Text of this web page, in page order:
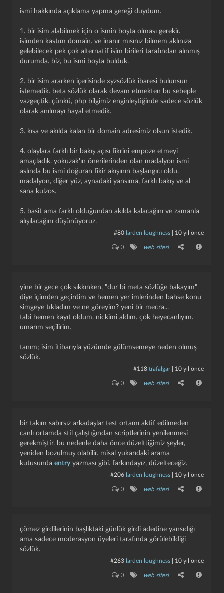
ismi hakkında açıklama yapma gereği duydum.
1. bir isim alabilmek için o ismin boşta olması gerekir.
isimden kastım domain. ve inanır mısınız bilmem aklınıza
gelebilecek pek çok alternatif isim birileri tarafından alınmış
durumda. biz, bu ismi boşta bulduk.
2. bir isim ararken içerisinde xyzsözlük ibaresi bulunsun
istemedik. beta sözlük olarak devam etmekten bu sebeple
vazgeçtik. çünkü, php bilgimiz enginleştiğinde sadece sözlük
olarak anılmayı hayal etmedik.
3. kısa ve akılda kalan bir domain adresimiz olsun istedik.
4. olaylara farklı bir bakış açısı fikrini empoze etmeyi
amaçladık. yokuzak'ın önerilerinden olan madalyon ismi
aslında bu ismi doğuran fikir akışının başlangıcı oldu.
madalyon, diğer yüz, aynadaki yansıma, farklı bakış ve al
sana kulzos.
5. basit ama farklı olduğundan akılda kalacağını ve zamanla
alışılacağını düşünüyoruz.
#80 larden loughness 10 yıl önce
0 web sitesi
yine bir gece çok sıkkınken, "dur bi meta sözlüğe bakayım"
diye içimden geçirdim ve hemen yer imlerinden bahse konu
simgeye tıkladım ve ne göreyim? yeni bir mecra...
tabi hemen kayıt oldum. nickimi aldım. çok heyecanlıyım.
umarım seçilirim.
tanım; i̇sim itibarıyla yüzümde gülümsemeye neden olmuş
sözlük.
#118 trafalgar| 10 yıl önce
0 web sitesi
bir takım sabırsız arkadaşlar test ortamı aktif edilmeden
canlı ortamda stil çalıştığından scriptlerinin yenilenmesi
gerekmiştir. bu nedenle daha önce düzelttiğimiz şeyler,
yeniden bozulmuş olabilir. misal yukarıdaki arama
kutusunda entry yazması gibi. farkındayız, düzelteceğiz.
#206 larden loughness 10 yıl önce
0 web sitesi
çömez girdilerinin başlıktaki günlük girdi adedine yansıdığı
ama sadece moderasyon üyeleri tarafında görülebildiği
sözlük.
#263 larden loughness 10 yıl önce
0 web sitesi